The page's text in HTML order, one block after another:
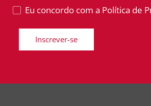
Eu concordo com a Política de
Inscrever-se